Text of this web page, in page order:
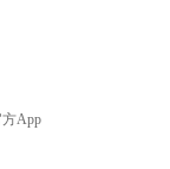
App